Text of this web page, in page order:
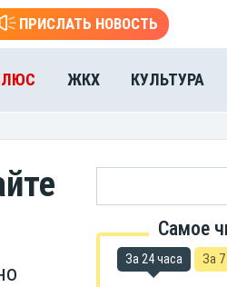
ПРИСЛАТЬ НОВОСТЬ
ЖКХ КУЛЬТУРА
Самое
За 24 часа За